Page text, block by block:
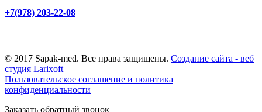
+7(978) 203-22-08
© 2017 Sapak-med. Все права защищены. Создание сайта - веб
студия Larixoft
Пользовательское соглашение и политика
конфиденциальности
Заказать обратный звонок